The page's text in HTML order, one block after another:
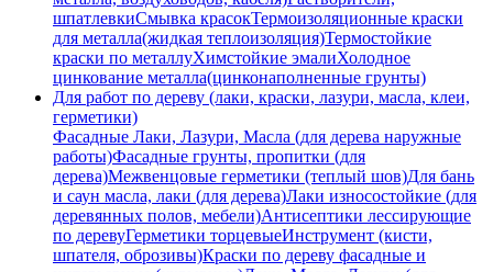
шпатлевкиСмывка красокТермоизоляционные краски
для металла(жидкая теплоизоляция)Термостойкие
краски по металлуХимстойкие эмалиХолодное
цинкование металла(цинконаполненные грунты)
Для работ по дереву (лаки, краски, лазури, масла, клеи,
герметики)
Фасадные Лаки, Лазури, Масла (для дерева наружные
работы)Фасадные грунты, пропитки (для
дерева)Межвенцовые герметики (теплый шов)Для бань
и саун масла, лаки (для дерева)Лаки износостойкие (для
деревянных полов, мебели)Антисептики лесcирующие
по деревуГерметики торцевыеИнструмент (кисти,
шпателя, оброзивы)Краски по дереву фасадные и